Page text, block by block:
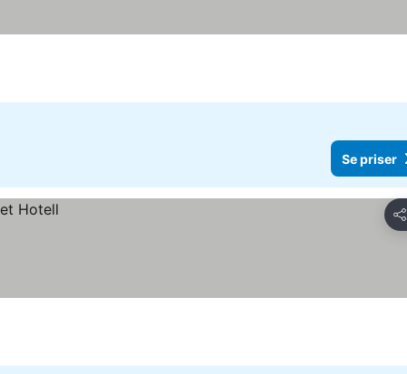
Se priser
Del